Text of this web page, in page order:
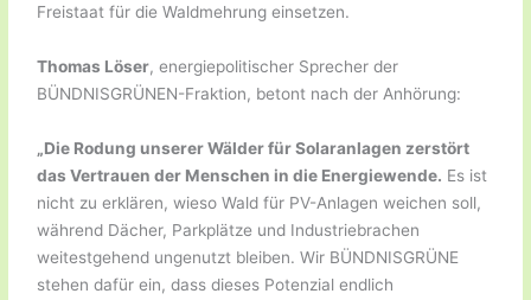
Freistaat für die Waldmehrung einsetzen.
Thomas Löser, energiepolitischer Sprecher der
BÜNDNISGRÜNEN-Fraktion, betont nach der Anhörung:
„Die Rodung unserer Wälder für Solaranlagen zerstört
das Vertrauen der Menschen in die Energiewende. Es ist
nicht zu erklären, wieso Wald für PV-Anlagen weichen soll,
während Dächer, Parkplätze und Industriebrachen
weitestgehend ungenutzt bleiben. Wir BÜNDNISGRÜNE
stehen dafür ein, dass dieses Potenzial endlich